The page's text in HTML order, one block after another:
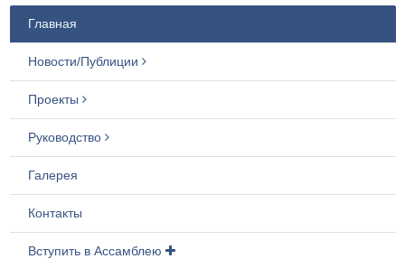
Главная
Новости/Публиции
Проекты
Руководство
Галерея
Контакты
Вступить в Ассамблею